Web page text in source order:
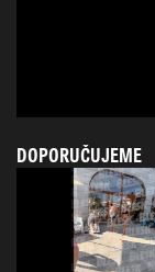
DOPORUČUJEME